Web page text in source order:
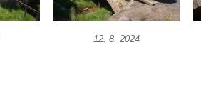
12. 8. 2024